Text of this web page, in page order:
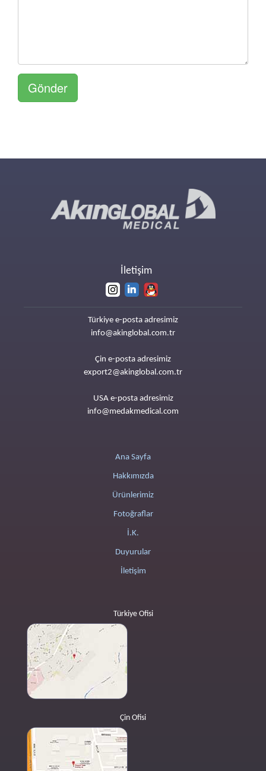
Gönder
İletişim
Türkiye e-posta adresimiz
info@akinglobal.com.tr
Çin e-posta adresimiz
export2@akinglobal.com.tr
USA e-posta adresimiz
info@medakmedical.com
Ana Sayfa
Hakkımızda
Ürünlerimiz
Fotoğraflar
İ.K.
Duyurular
İletişim
Türkiye Ofisi
Çin Ofisi